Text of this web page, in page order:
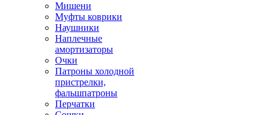
Мишени
Муфты коврики
Наушники
Наплечные
амортизаторы
Очки
Патроны холодной
пристрелки,
фальшпатроны
Перчатки